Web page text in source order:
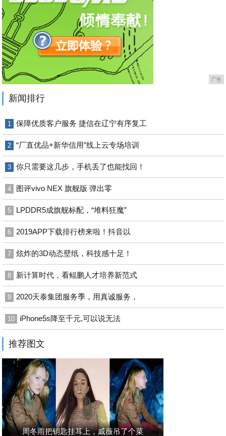
广告
新闻排行
1 保障优质客户服务 捷信在辽宁有序复工
2 “厂直优品+新华信用”线上云专场培训
3 你只需要这几步，手机丢了也能找回！
4 图评vivo NEX 旗舰版 弹出零
5 LPDDR5成旗舰标配，“堆料狂魔”
6 2019APP下载排行榜来啦！抖音以
7 炫炸的3D动态壁纸，科技感十足！
8 新计算时代，看鲲鹏人才培养新范式
9 2020天泰集团服务季，用真诚服务，
10 iPhone5s降至千元,可以说无法
推荐图文
周冬雨把钥匙挂耳上，戚薇吊了个菜